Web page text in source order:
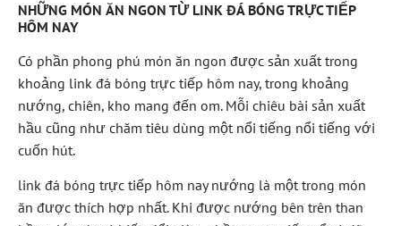
NHỮNG MÓN ĂN NGON TỪ LINK ĐÁ BÓNG TRỰC TIẾP
HÔM NAY
Có phần phong phú món ăn ngon được sản xuất trong
khoảng link đá bóng trực tiếp hôm nay, trong khoảng
nướng, chiên, kho mang đến om. Mỗi chiêu bài sản xuất
hầu cũng như chăm tiêu dùng một nổi tiếng nổi tiếng với
cuốn hút.
link đá bóng trực tiếp hôm nay nướng là một trong món
ăn được thích hợp nhất. Khi được nướng bên trên than